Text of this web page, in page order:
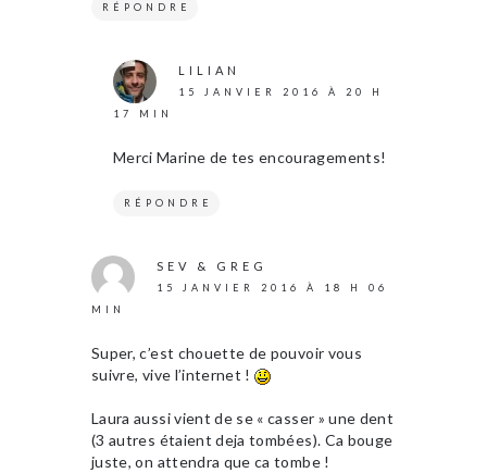
RÉPONDRE
LILIAN
15 JANVIER 2016 À 20 H
17 MIN
Merci Marine de tes encouragements!
RÉPONDRE
SEV & GREG
15 JANVIER 2016 À 18 H 06
MIN
Super, c’est chouette de pouvoir vous
suivre, vive l’internet !
Laura aussi vient de se « casser » une dent
(3 autres étaient deja tombées). Ca bouge
juste, on attendra que ca tombe !